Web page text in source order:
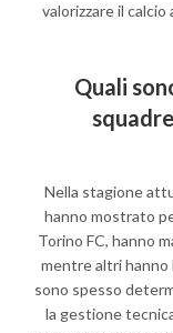
valorizzare il calcio
Quali
Nella stagione
hanno mostrato
Torino FC, hanno
mentre altri
sono spesso
la gestione